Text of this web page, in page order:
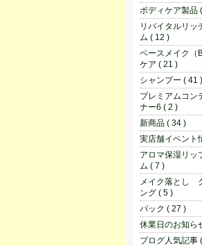
ボディケア製品
リバイタルリッ
ム ( 12 )
ベースメイク（
ケア ( 21 )
シャンプー ( 41 )
プレミアムコン
ナー6 ( 2 )
新商品 ( 34 )
実店舗イベント
アロマ保湿リッ
ム ( 7 )
メイク落とし
ング ( 5 )
パック ( 27 )
休業日のお知ら
ブログ人気記事